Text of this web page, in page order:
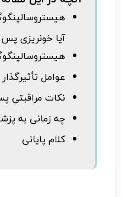
آیا خونریزی پس
عوامل
نکات مراقبتی
چه زمانی به
کلام پایانی